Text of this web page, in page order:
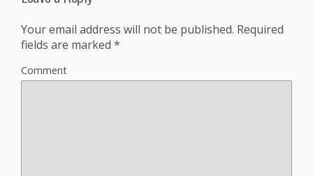
Your email address will not be published. Required
fields are marked *
Comment